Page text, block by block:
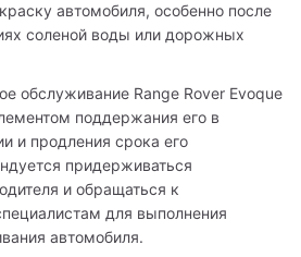
автомобиля, особенно после
соленой воды или дорожных
обслуживание Range Rover Evoque
поддержания его в
и продления срока его
придерживаться
и обращаться к
для выполнения
автомобиля.